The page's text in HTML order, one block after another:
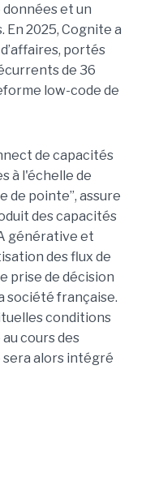
données et un
En 2025, Cognite a
portés
de 36
low-code de
de capacités
à l'échelle de
de pointe”, assure
des capacités
générative et
des flux de
prise de décision
société française.
conditions
cours des
alors intégré